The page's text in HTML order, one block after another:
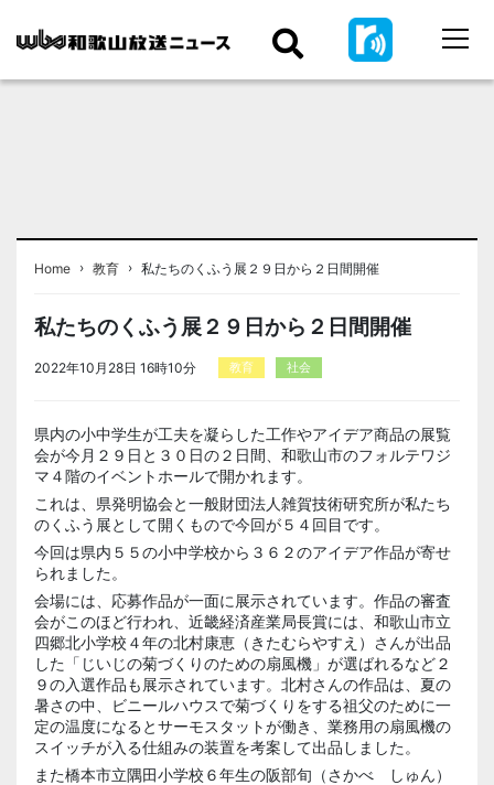
Home › 教育 › 私たちのくふう展２９日から２日間開催
私たちのくふう展２９日から２日間開催
2022年10月28日 16時10分 教育 社会
県内の小中学生が工夫を凝らした工作やアイデア商品の展覧
会が今月２９日と３０日の２日間、和歌山市のフォルテワジ
マ４階のイベントホールで開かれます。
これは、県発明協会と一般財団法人雑賀技術研究所が私たち
のくふう展として開くもので今回が５４回目です。
今回は県内５５の小中学校から３６２のアイデア作品が寄せ
られました。
会場には、応募作品が一面に展示されています。作品の審査
会がこのほど行われ、近畿経済産業局長賞には、和歌山市立
四郷北小学校４年の北村康恵（きたむらやすえ）さんが出品
した「じいじの菊づくりのための扇風機」が選ばれるなど２
９の入選作品も展示されています。北村さんの作品は、夏の
暑さの中、ビニールハウスで菊づくりをする祖父のために一
定の温度になるとサーモスタットが働き、業務用の扇風機の
スイッチが入る仕組みの装置を考案して出品しました。
また橋本市立隅田小学校６年生の阪部旬（さかべ しゅん）